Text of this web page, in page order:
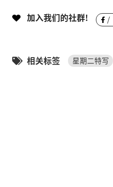
加入我们的社群! /
相关标签 星期二特写